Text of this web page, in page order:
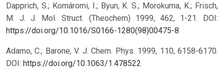
Dapprich, S.; Komáromi, I.; Byun, K. S.; Morokuma, K.; Frisch,
M. J. J. Mol. Struct. (Theochem) 1999, 462, 1-21. DOI:
https://doi.org/10.1016/S0166-1280(98)00475-8
Adamo, C.; Barone, V. J. Chem. Phys. 1999, 110, 6158-6170.
DOI: https://doi.org/10.1063/1.478522